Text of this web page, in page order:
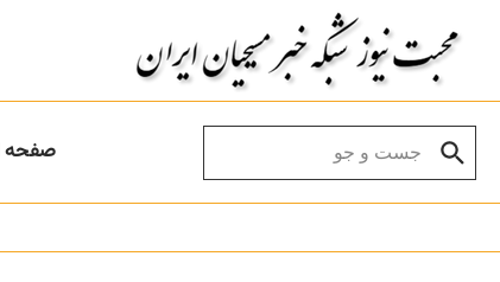
صفحه